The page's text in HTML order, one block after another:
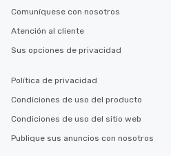
Comuníquese con nosotros
Atención al cliente
Sus opciones de privacidad
Política de privacidad
Condiciones de uso del producto
Condiciones de uso del sitio web
Publique sus anuncios con nosotros